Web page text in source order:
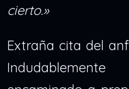
cierto.»
Extraña cita del